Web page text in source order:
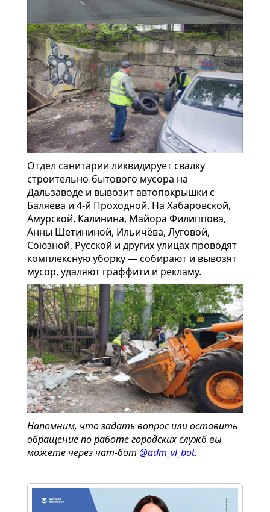
Отдел санитарии ликвидирует свалку
строительно-бытового мусора на
Дальзаводе и вывозит автопокрышки с
Баляева и 4-й Проходной. На Хабаровской,
Амурской, Калинина, Майора Филиппова,
Анны Щетининой, Ильичёва, Луговой,
Союзной, Русской и других улицах проводят
комплексную уборку — собирают и вывозят
мусор, удаляют граффити и рекламу.
Напомним, что задать вопрос или оставить
обращение по работе городских служб вы
можете через чат-бот @adm_vl_bot.